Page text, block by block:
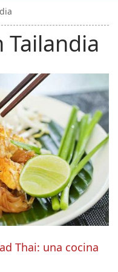
Thai: una cocina